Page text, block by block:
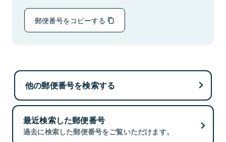
郵便番号をコピーする
他の郵便番号を検索する
最近検索した郵便番号
過去に検索した郵便番号をご覧いただけます。